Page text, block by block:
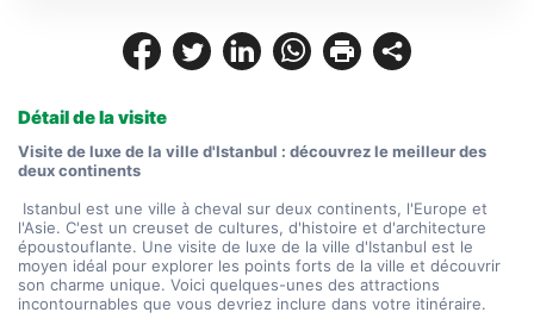
Détail de la visite
Visite de luxe de la ville d'Istanbul : découvrez le meilleur des
deux continents
l'Asie. C'est un creuset de cultures, d'histoire et d'architecture
époustouflante. Une visite de luxe de la ville d'Istanbul est le
moyen idéal pour explorer les points forts de la ville et découvrir
son charme unique. Voici quelques-unes des attractions
incontournables que vous devriez inclure dans votre itinéraire.